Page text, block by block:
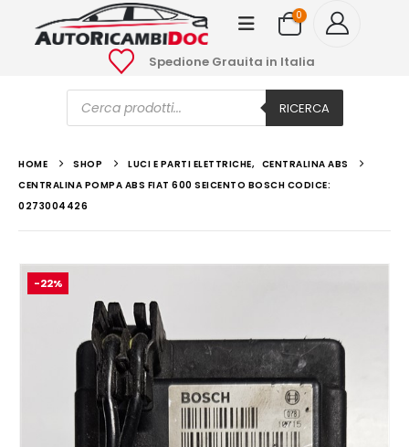
0
Spedione Grauita in Italia
Ricerca
prodotti RICERCA
HOME SHOP LUCI E PARTI ELETTRICHE, CENTRALINA ABS
CENTRALINA POMPA ABS FIAT 600 SEICENTO BOSCH CODICE:
0273004426
-22%